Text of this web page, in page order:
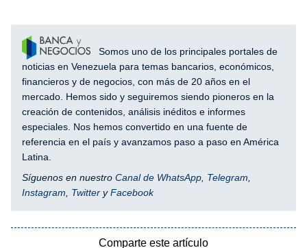
Somos uno de los principales portales de
noticias en Venezuela para temas bancarios, económicos,
financieros y de negocios, con más de 20 años en el
mercado. Hemos sido y seguiremos siendo pioneros en la
creación de contenidos, análisis inéditos e informes
especiales. Nos hemos convertido en una fuente de
referencia en el país y avanzamos paso a paso en América
Latina.
Síguenos en nuestro Canal de WhatsApp, Telegram,
Instagram, Twitter yFacebook
Comparte este artículo